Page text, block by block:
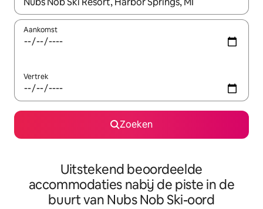
Aankomst
Vertrek
Zoeken
Uitstekend beoordeelde
accommodaties nabij de piste in de
buurt van Nubs Nob Ski-oord